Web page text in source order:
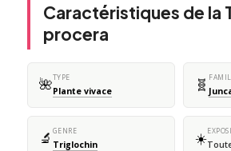
Caractéristiques de la
procera
🌺TYPE
Plante vivace 🧬
🔬 GENRE
Triglochin ☀️